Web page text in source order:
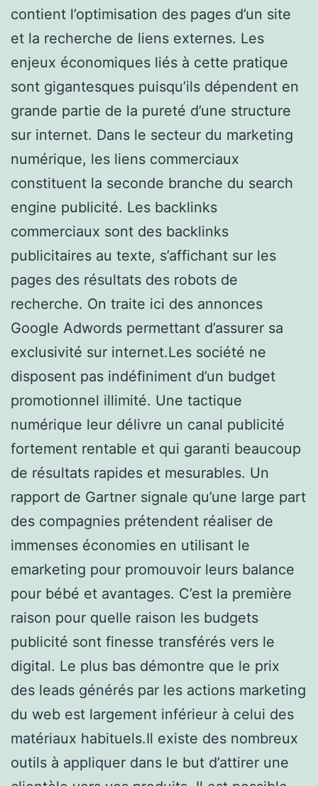
contient l’optimisation des pages d’un site
et la recherche de liens externes. Les
enjeux économiques liés à cette pratique
sont gigantesques puisqu’ils dépendent en
grande partie de la pureté d’une structure
sur internet. Dans le secteur du marketing
numérique, les liens commerciaux
constituent la seconde branche du search
engine publicité. Les backlinks
commerciaux sont des backlinks
publicitaires au texte, s’affichant sur les
pages des résultats des robots de
recherche. On traite ici des annonces
Google Adwords permettant d’assurer sa
exclusivité sur internet.Les société ne
disposent pas indéfiniment d’un budget
promotionnel illimité. Une tactique
numérique leur délivre un canal publicité
fortement rentable et qui garanti beaucoup
de résultats rapides et mesurables. Un
rapport de Gartner signale qu’une large part
des compagnies prétendent réaliser de
immenses économies en utilisant le
emarketing pour promouvoir leurs balance
pour bébé et avantages. C’est la première
raison pour quelle raison les budgets
publicité sont finesse transférés vers le
digital. Le plus bas démontre que le prix
des leads générés par les actions marketing
du web est largement inférieur à celui des
matériaux habituels.Il existe des nombreux
outils à appliquer dans le but d’attirer une